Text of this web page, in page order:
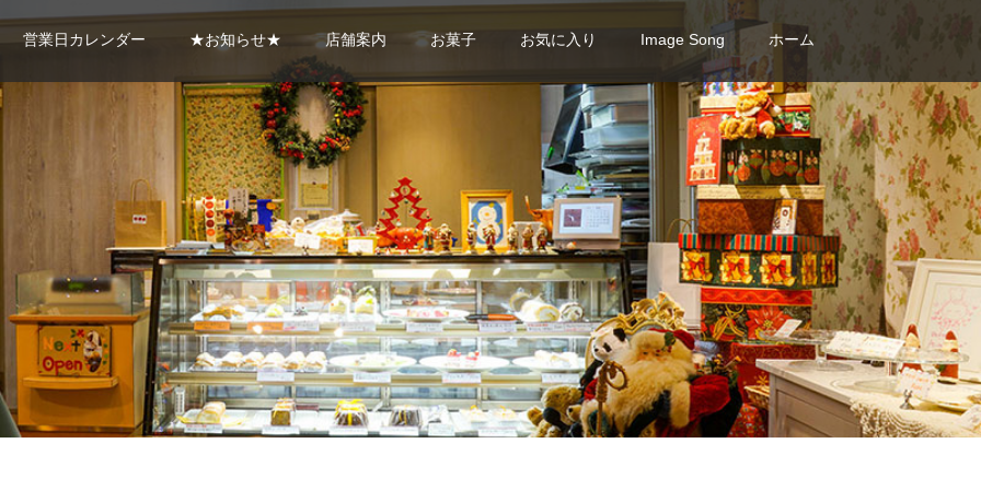
営業日カレンダー ★お知らせ★ 店舗案内 お菓子 お気に入り Image Song ホーム